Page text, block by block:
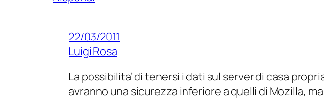
22/03/2011
Luigi Rosa
La possibilita’ di tenersi i dati sul server di casa
avranno una sicurezza inferiore a quelli di Mozilla,